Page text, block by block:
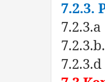
7.2.3.
7.2.3.a